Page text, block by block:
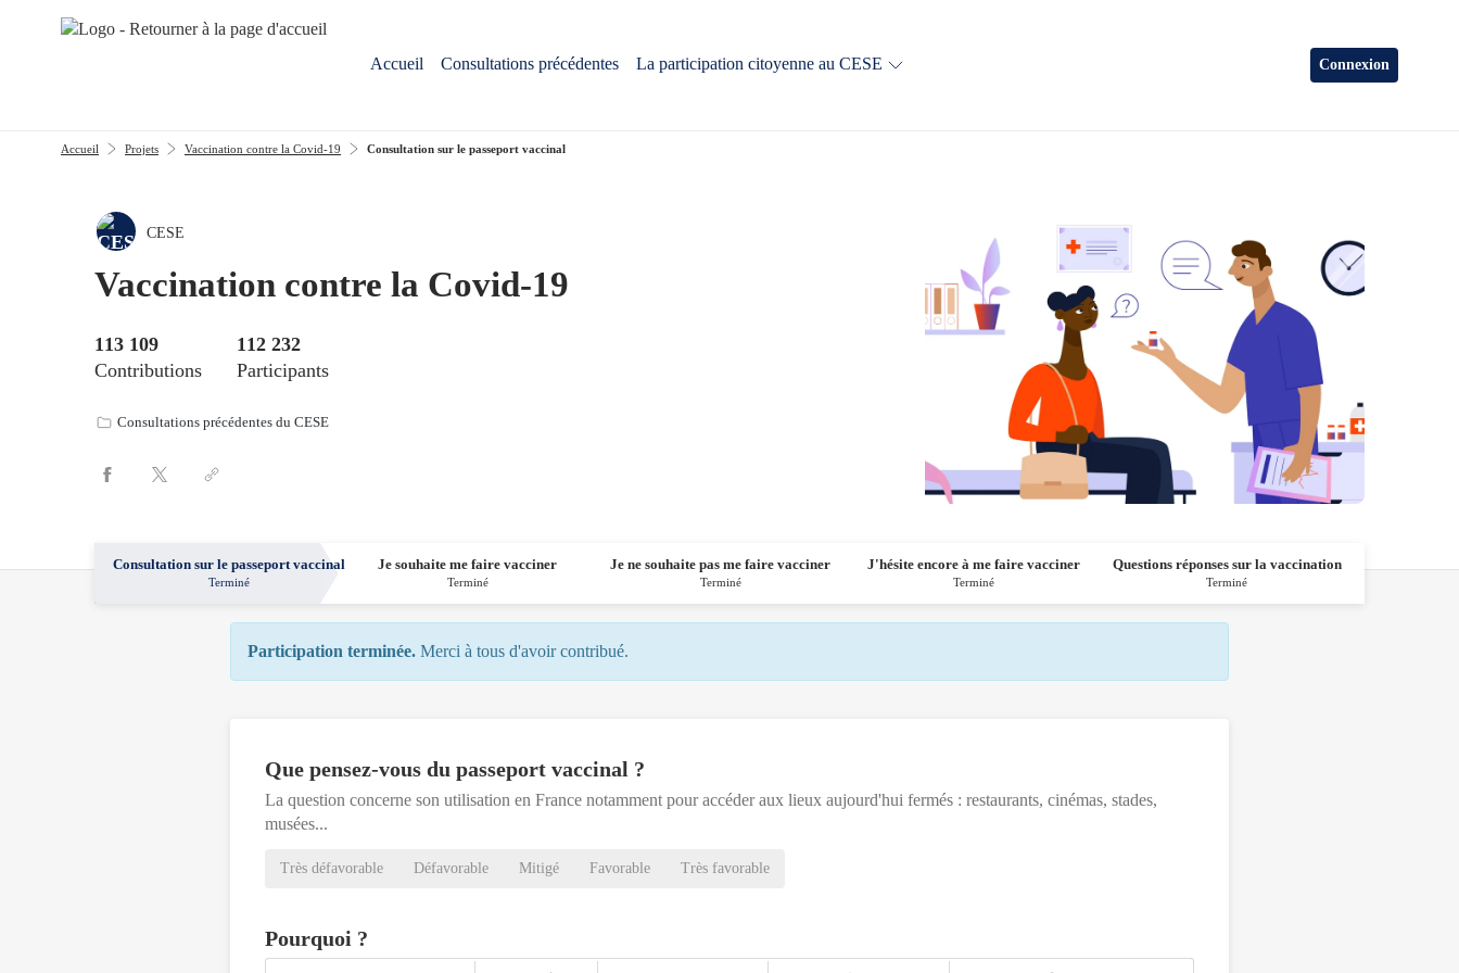
Aller au menu Aller au contenu
Accueil Consultations précédentes La participation citoyenne au CESE Connexion
Accueil Projets Vaccination contre la Covid-19 Consultation sur le passeport vaccinal
CESE
Vaccination contre la Covid-19
113 109
Contributions
112 232
Participants
Consultations précédentes du CESE
Consultation sur le passeport vaccinal
Terminé
Je souhaite me faire vacciner
Terminé
Je ne souhaite pas me faire vacciner
Terminé
J'hésite encore à me faire vacciner
Terminé
Questions réponses sur la vaccination
Terminé
Participation terminée. Merci à tous d'avoir contribué.
Que pensez-vous du passeport vaccinal ?
La question concerne son utilisation en France notamment pour accéder aux lieux aujourd'hui fermés : restaurants, cinémas, stades,
musées...
Très défavorable Défavorable Mitigé Favorable Très favorable
Pourquoi ?